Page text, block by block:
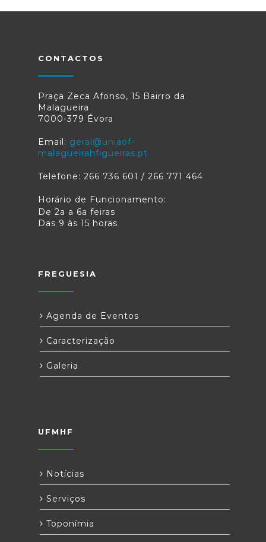
CONTACTOS
Praça Zeca Afonso, 15 Bairro da
Malagueira
7000-379 Évora
Email: geral@uniaof-
malagueirahfigueiras.pt
Telefone: 266 736 601 / 266 771 464
Horário de Funcionamento:
De 2a a 6a feiras
Das 9 às 15 horas
FREGUESIA
Agenda de Eventos
Caracterização
Galeria
UFMHF
Notícias
Serviços
Toponímia